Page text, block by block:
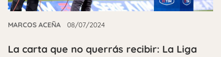
MARCOS ACEÑA 08/07/2024
La carta que no querrás recibir: La Liga